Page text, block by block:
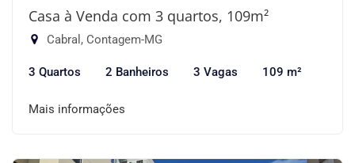
Casa à Venda com 3 quartos, 109m²
Cabral, Contagem-MG
3 Quartos 2 Banheiros 3 Vagas 109 m²
Mais informações